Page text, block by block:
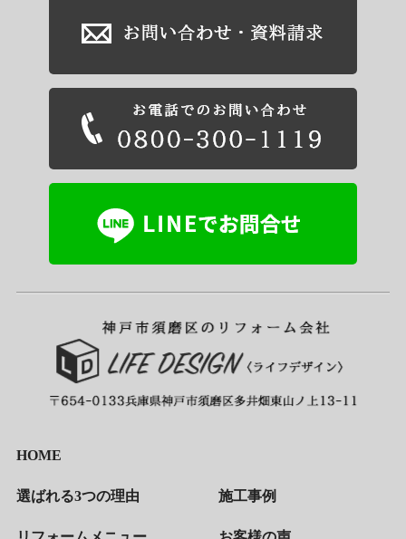
HOME
選ばれる3つの理由 施工事例